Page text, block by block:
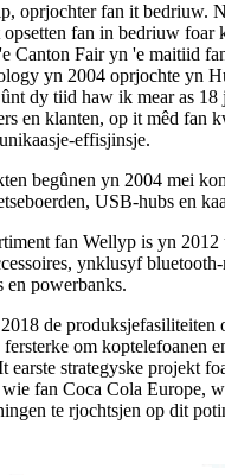
oprjochter fan it bedriuw.
fan in bedriuw foar
Canton Fair yn 'e maitiid
yn 2004 oprjochte yn
dy tiid haw ik mear as 18
en klanten, op it mêd fan
effisjinsje.
begûnen yn 2004 mei
USB-hubs en
fan Wellyp is yn 2012
ynklusyf
en powerbanks.
de produksjefasiliteiten
om koptelefoanen
earste strategyske projekt
fan Coca Cola Europe,
te rjochtsjen op dit